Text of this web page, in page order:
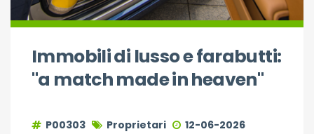
Immobili di lusso e farabutti:
"a match made in heaven"
P00303 Proprietari 12-06-2026